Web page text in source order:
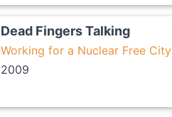
Dead Fingers Talking
Working for a Nuclear Free City
2009